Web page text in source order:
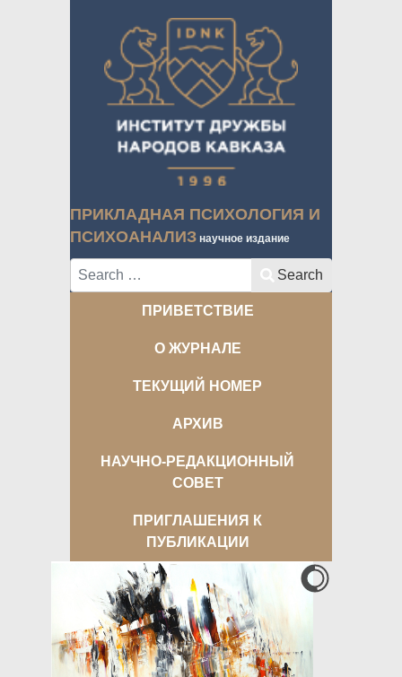
ПРИКЛАДНАЯ ПСИХОЛОГИЯ И
ПСИХОАНАЛИЗ научное издание
Search Search
ПРИВЕТСТВИЕ
О ЖУРНАЛЕ
ТЕКУЩИЙ НОМЕР
АРХИВ
НАУЧНО-РЕДАКЦИОННЫЙ
СОВЕТ
ПРИГЛАШЕНИЯ К
ПУБЛИКАЦИИ